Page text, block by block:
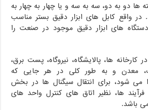
ها دو به دو، سه به سه و یا چهار به چهار به
واقع کابل های ابزار دقیق بستر مناسب
های ابزار دقیق موجود در صنعت را
کارخانه ها، پالایشگاه، نیروگاه، پست برق،
معدن و به طور کلی در هر جایی که
می شود، برای انتقال سیگنال ها در بخش
فرآیند ها، نظیر اتاق های کنترل واحد های
باشد.